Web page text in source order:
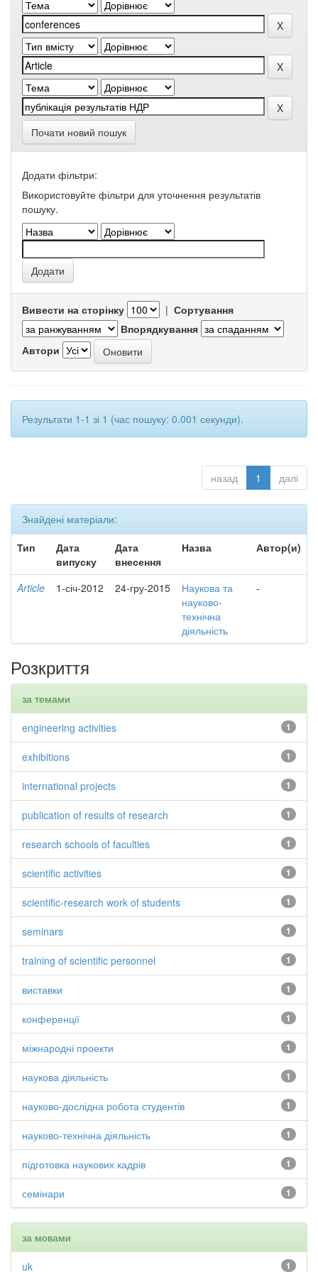
Почати новий пошук
Додати фільтри:
Використовуйте фільтри для уточнення результатів
пошуку.
Вивести на сторінку | Сортування
Впорядкування
Автори
Результати 1-1 зі 1 (час пошуку: 0.001 секунди).
назад 1 далі
Знайдені матеріали:
Тип
Дата
випуску
Дата
внесення
Назва Автор(и)
Article 1-січ-2012 24-гру-2015
Наукова та
науково-
технічна
діяльність
-
Розкриття
за темами
1
engineering activities
1
exhibitions
1
international projects
1
publication of results of research
1
research schools of faculties
1
scientific activities
1
scientific-research work of students
1
seminars
1
training of scientific personnel
1
виставки
1
конференції
1
міжнародні проекти
1
наукова діяльність
1
науково-дослідна робота студентів
1
науково-технічна діяльність
1
підготовка наукових кадрів
1
семінари
за мовами
1
uk